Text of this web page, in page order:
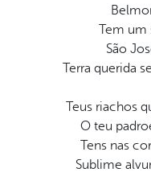
Tem um
São
Terra querida
Teus riachos
O teu
Tens nas
Sublime